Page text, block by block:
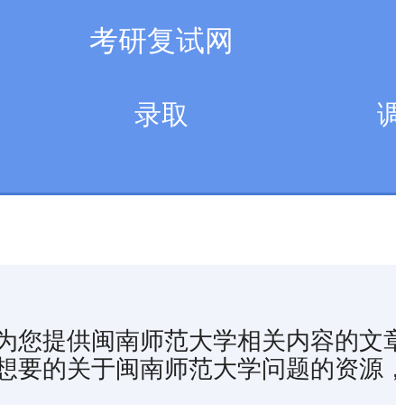
考研复试网
录取
您提供闽南师范大学相关内容的文
的关于闽南师范大学问题的资源